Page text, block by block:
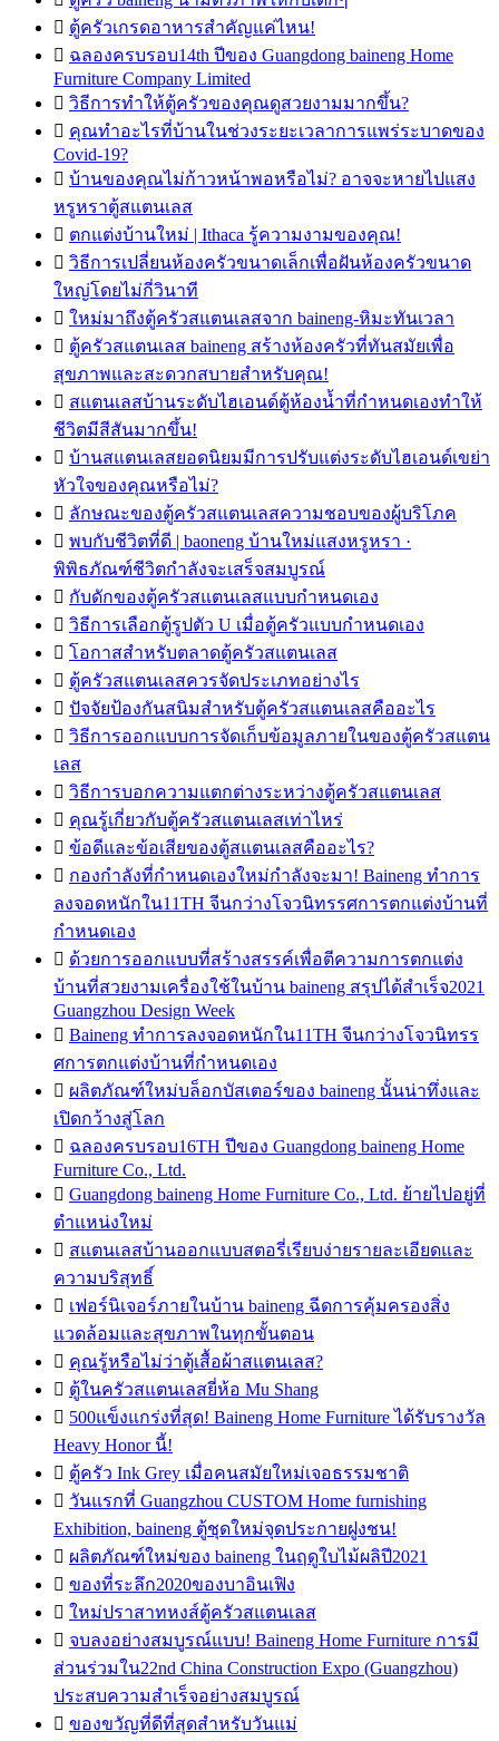
 ตู้ครัวเกรดอาหารสำคัญแค่ไหน!
 ฉลองครบรอบ14th ปีของ Guangdong baineng Home
Furniture Company Limited
 วิธีการทำให้ตู้ครัวของคุณดูสวยงามมากขึ้น?
 คุณทำอะไรที่บ้านในช่วงระยะเวลาการแพร่ระบาดของ
Covid-19?
 บ้านของคุณไม่ก้าวหน้าพอหรือไม่? อาจจะหายไปแสง
หรูหราตู้สแตนเลส
 ตกแต่งบ้านใหม่ | Ithaca รู้ความงามของคุณ!
 วิธีการเปลี่ยนห้องครัวขนาดเล็กเพื่อฝันห้องครัวขนาด
ใหญ่โดยไม่กี่วินาที
 ใหม่มาถึงตู้ครัวสแตนเลสจาก baineng-หิมะทันเวลา
 ตู้ครัวสแตนเลส baineng สร้างห้องครัวที่ทันสมัยเพื่อ
สุขภาพและสะดวกสบายสำหรับคุณ!
 สแตนเลสบ้านระดับไฮเอนด์ตู้ห้องน้ำที่กำหนดเองทำให้
ชีวิตมีสีสันมากขึ้น!
 บ้านสแตนเลสยอดนิยมมีการปรับแต่งระดับไฮเอนด์เขย่า
หัวใจของคุณหรือไม่?
 ลักษณะของตู้ครัวสแตนเลสความชอบของผู้บริโภค
 พบกับชีวิตที่ดี | baoneng บ้านใหม่แสงหรูหรา ·
พิพิธภัณฑ์ชีวิตกำลังจะเสร็จสมบูรณ์
 กับดักของตู้ครัวสแตนเลสแบบกำหนดเอง
 วิธีการเลือกตู้รูปตัว U เมื่อตู้ครัวแบบกำหนดเอง
 โอกาสสำหรับตลาดตู้ครัวสแตนเลส
 ตู้ครัวสแตนเลสควรจัดประเภทอย่างไร
 ปัจจัยป้องกันสนิมสำหรับตู้ครัวสแตนเลสคืออะไร
 วิธีการออกแบบการจัดเก็บข้อมูลภายในของตู้ครัวสแตน
เลส
 วิธีการบอกความแตกต่างระหว่างตู้ครัวสแตนเลส
 คุณรู้เกี่ยวกับตู้ครัวสแตนเลสเท่าไหร่
 ข้อดีและข้อเสียของตู้สแตนเลสคืออะไร?
 กองกำลังที่กำหนดเองใหม่กำลังจะมา! Baineng ทำการ
ลงจอดหนักใน11TH จีนกว่างโจวนิทรรศการตกแต่งบ้านที่
กำหนดเอง
 ด้วยการออกแบบที่สร้างสรรค์เพื่อตีความการตกแต่ง
บ้านที่สวยงามเครื่องใช้ในบ้าน baineng สรุปได้สำเร็จ2021
Guangzhou Design Week
 Baineng ทำการลงจอดหนักใน11TH จีนกว่างโจวนิทรร
ศการตกแต่งบ้านที่กำหนดเอง
 ผลิตภัณฑ์ใหม่บล็อกบัสเตอร์ของ baineng นั้นน่าทึ่งและ
เปิดกว้างสู่โลก
 ฉลองครบรอบ16TH ปีของ Guangdong baineng Home
Furniture Co., Ltd.
 Guangdong baineng Home Furniture Co., Ltd. ย้ายไปอยู่ที่
ตำแหน่งใหม่
 สแตนเลสบ้านออกแบบสตอรี่เรียบง่ายรายละเอียดและ
ความบริสุทธิ์
 เฟอร์นิเจอร์ภายในบ้าน baineng ฉีดการคุ้มครองสิ่ง
แวดล้อมและสุขภาพในทุกขั้นตอน
 คุณรู้หรือไม่ว่าตู้เสื้อผ้าสแตนเลส?
 ตู้ในครัวสแตนเลสยี่ห้อ Mu Shang
 500แข็งแกร่งที่สุด! Baineng Home Furniture ได้รับรางวัล
Heavy Honor นี้!
 ตู้ครัว Ink Grey เมื่อคนสมัยใหม่เจอธรรมชาติ
 วันแรกที่ Guangzhou CUSTOM Home furnishing
Exhibition, baineng ตู้ชุดใหม่จุดประกายฝูงชน!
 ผลิตภัณฑ์ใหม่ของ baineng ในฤดูใบไม้ผลิปี2021
 ของที่ระลึก2020ของบาอินเฟิง
 ใหม่ปราสาทหงส์ตู้ครัวสแตนเลส
 จบลงอย่างสมบูรณ์แบบ! Baineng Home Furniture การมี
ส่วนร่วมใน22nd China Construction Expo (Guangzhou)
ประสบความสำเร็จอย่างสมบูรณ์
 ของขวัญที่ดีที่สุดสำหรับวันแม่